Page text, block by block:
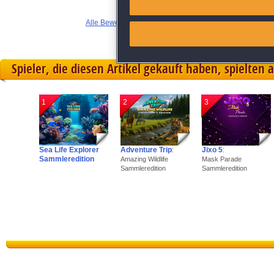
Alle Bewertungen anzeigen
Spieler, die diesen Artikel gekauft haben, spielten
1
Sea Life Explorer
Sammleredition
2
Adventure Trip:
Amazing Wildlife
Sammleredition
3
Jixo 5:
Mask Parade
Sammleredition
Save and communicate